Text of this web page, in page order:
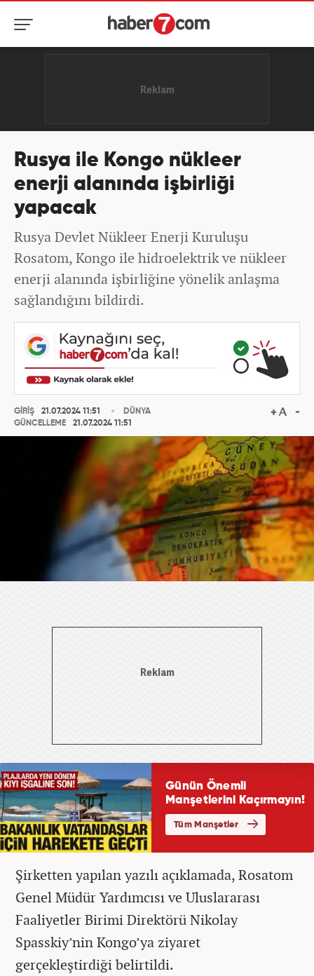
Rusya ile Kongo nükleer
enerji alanında işbirliği
yapacak
Rusya Devlet Nükleer Enerji Kuruluşu
Rosatom, Kongo ile hidroelektrik ve nükleer
enerji alanında işbirliğine yönelik anlaşma
sağlandığını bildirdi.
GİRİŞ
21.07.2024 11:51
GÜNCELLEME
21.07.2024 11:51
DÜNYA
Şirketten yapılan yazılı açıklamada, Rosatom
Genel Müdür Yardımcısı ve Uluslararası
Faaliyetler Birimi Direktörü Nikolay
Spasskiy’nin Kongo’ya ziyaret
gerçekleştirdiği belirtildi.